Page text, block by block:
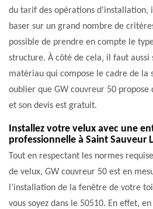
du tarif des opérations d'installation,
baser sur un grand nombre de
possible de prendre en compte le
structure. À côté de cela, il faut aussi
matériau qui compose le cadre de la
oublier que GW couvreur 50 propose
et son devis est gratuit.
Installez votre velux avec une
professionnelle à Saint Sauveur
Tout en respectant les normes
de velux, GW couvreur 50 est en
l’installation de la fenêtre de votre
vous soyez dans le 50510. En effet,